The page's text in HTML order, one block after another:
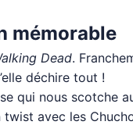
mémorable
Dead.
déchire tout !
qui nous scotche
twist avec les